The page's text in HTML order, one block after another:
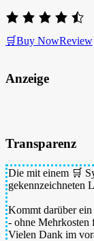
🛒Buy NowReview
Anzeige
Transparenz
Die mit einem 🛒
gekennzeichneten
Kommt darüber
- ohne Mehrkosten
Vielen Dank im